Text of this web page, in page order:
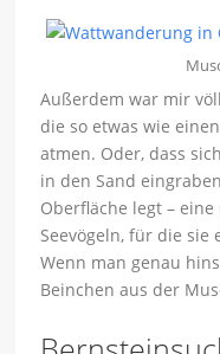
Außerdem war mir
die so etwas wie
atmen. Oder, dass
in den Sand
Oberfläche legt –
Seevögeln, für die sie
Wenn man genau
Beinchen aus der